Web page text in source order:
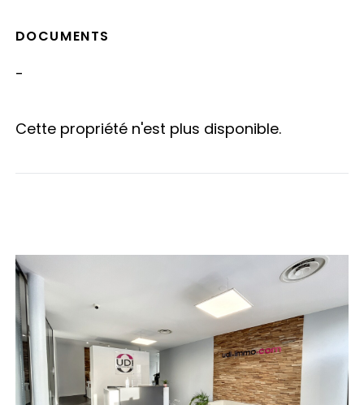
DOCUMENTS
-
Cette propriété n'est plus disponible.